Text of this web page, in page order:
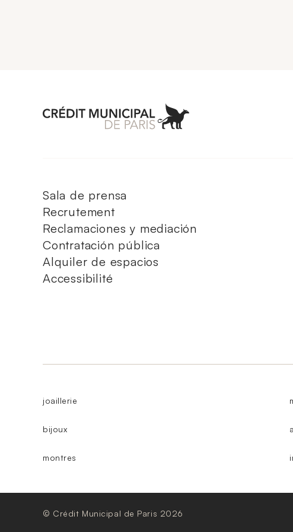
Aller à l'accueil de
Sala de prensa
Recrutement
Reclamaciones y mediación
Contratación pública
Alquiler de espacios
Accessibilité
joaillerie
bijoux
montres
© Crédit Municipal de Paris 2026